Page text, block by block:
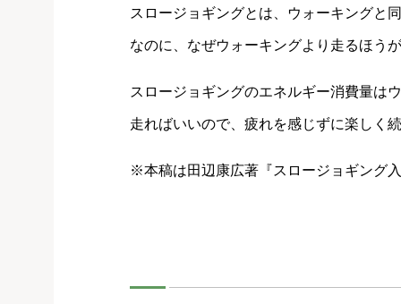
スロージョギングとは、ウォーキングと
なのに、なぜウォーキングより走るほう
スロージョギングのエネルギー消費量は
走ればいいので、疲れを感じずに楽しく
※本稿は田辺康広著『スロージョギング